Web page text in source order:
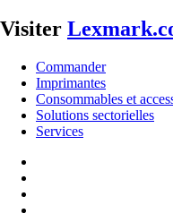
Visiter
Commander
Imprimantes
Consommables et
Solutions sectorielles
Services